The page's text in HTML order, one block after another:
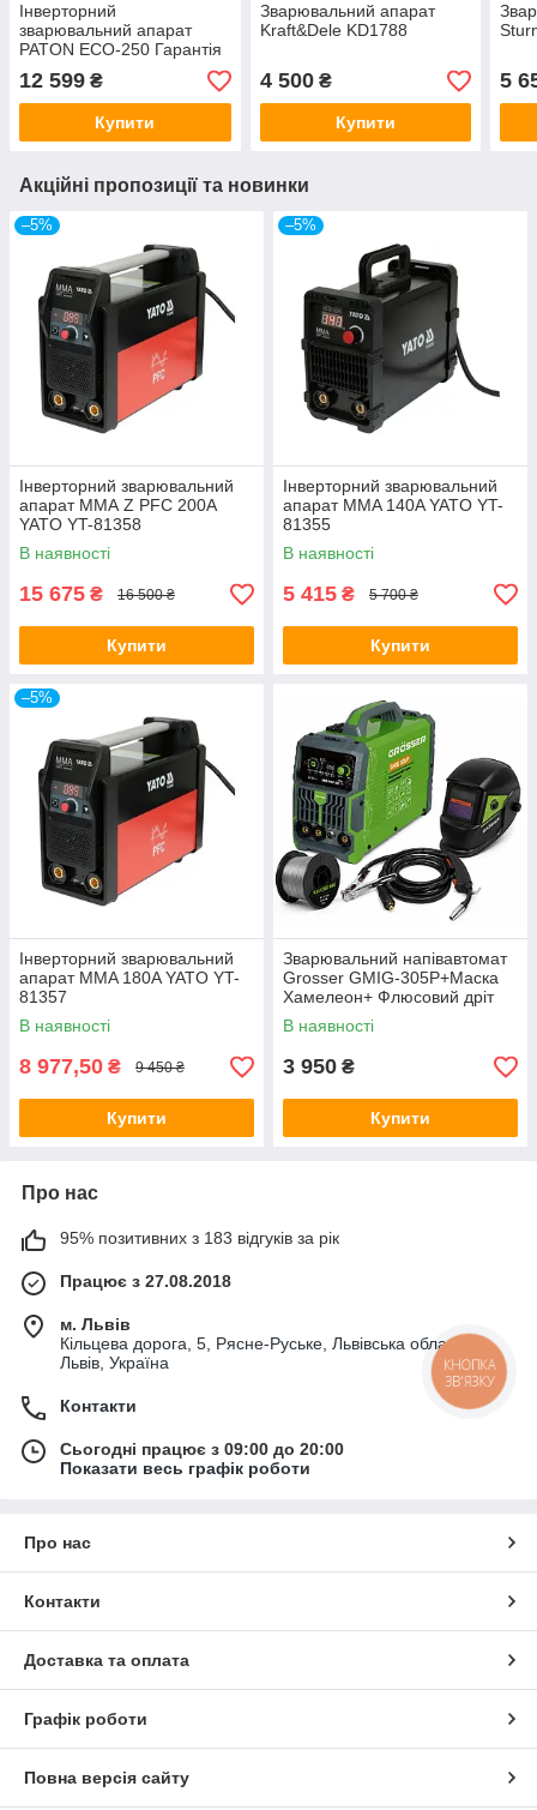
Інверторний
зварювальний апарат
PATON ECO-250 Гарантія
5 років.
12 599 ₴
Купити
Зварювальний апарат
Kraft&Dele KD1788
4 500₴
Купити
5
Акційні пропозиції та новинки
–5%
Інверторний зварювальний
апарат ММА Z PFC 200A
YATO YT-81358
В наявності
15 675 ₴ 16 500 ₴
Купити
–5%
Інверторний зварювальний
апарат MMA 140A YATO YT-
81355
В наявності
5 415 ₴ 5 700 ₴
Купити
–5%
Інверторний зварювальний
апарат MMA 180A YATO YT-
81357
В наявності
8 977,50 ₴ 9 450 ₴
Купити
Зварювальний напівавтомат
Grosser GMIG-305P+Маска
Хамелеон+ Флюсовий дріт
В наявності
3 950 ₴
Купити
Про нас
95% позитивних з 183 відгуків за рік
Працює з 27.08.2018
м. Львів
Кільцева дорога, 5, Рясне-Руське, Львівська область,
Львів, Україна
Контакти
Сьогодні працює з 09:00 до 20:00
Показати весь графік роботи
Про нас
Контакти
Доставка та оплата
Графік роботи
Повна версія сайту
КНОПКА
ЗВ'ЯЗКУ